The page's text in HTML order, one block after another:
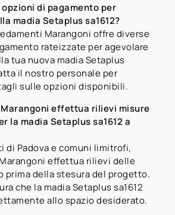
di pagamento per
madia Setaplus sa1612?
Marangoni offre diverse
rateizzate per agevolare
tua nuova madia Setaplus
il nostro personale per
sulle opzioni disponibili.
effettua rilievi misure
la madia Setaplus sa1612 a
di Padova e comuni limitrofi,
effettua rilievi delle
prima della stesura del progetto.
che la madia Setaplus sa1612
allo spazio desiderato.